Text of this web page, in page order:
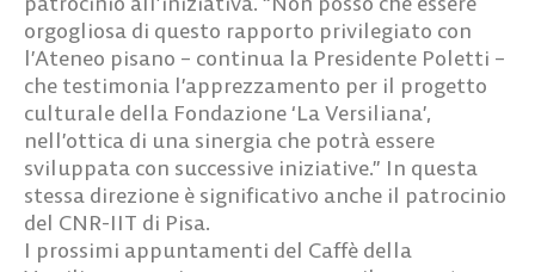
orgogliosa di questo rapporto privilegiato con
l’Ateneo pisano – continua la Presidente Poletti –
che testimonia l’apprezzamento per il progetto
culturale della Fondazione ‘La Versiliana’,
nell’ottica di una sinergia che potrà essere
sviluppata con successive iniziative.” In questa
stessa direzione è significativo anche il patrocinio
del CNR-IIT di Pisa.
I prossimi appuntamenti del Caffè della